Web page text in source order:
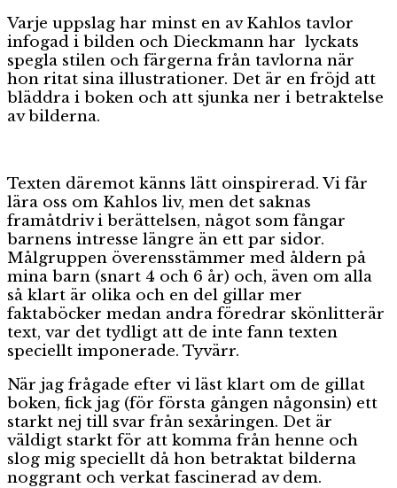
Varje uppslag har minst en av Kahlos tavlor
infogad i bilden och Dieckmann har lyckats
spegla stilen och färgerna från tavlorna när
hon ritat sina illustrationer. Det är en fröjd att
bläddra i boken och att sjunka ner i betraktelse
av bilderna.
Texten däremot känns lätt oinspirerad. Vi får
lära oss om Kahlos liv, men det saknas
framåtdriv i berättelsen, något som fångar
barnens intresse längre än ett par sidor.
Målgruppen överensstämmer med åldern på
mina barn (snart 4 och 6 år) och, även om alla
så klart är olika och en del gillar mer
faktaböcker medan andra föredrar skönlitterär
text, var det tydligt att de inte fann texten
speciellt imponerade. Tyvärr.
När jag frågade efter vi läst klart om de gillat
boken, fick jag (för första gången någonsin) ett
starkt nej till svar från sexåringen. Det är
väldigt starkt för att komma från henne och
slog mig speciellt då hon betraktat bilderna
noggrant och verkat fascinerad av dem.